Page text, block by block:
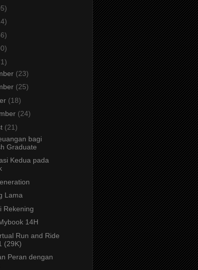
(23)
(25)
(18)
(24)
(21)
bagi
Graduate
Kedua pada
Lama
Rekening
14H
Run and Ride
(29K)
Peran dengan